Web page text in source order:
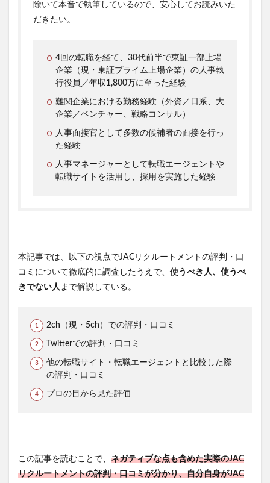
除いて本音で執筆しているので、安心してお読みいた
だきたい。
4回の転職を経て、30代前半で東証一部上場
企業（現・東証プライム上場企業）の人事執
行役員／年収1,800万に至った経験
難関企業における勤務経験（外資／日系、大
企業／ベンチャー、戦略コンサル）
人事面接官として多数の候補者の面接を行っ
た経験
人事マネージャーとして転職エージェントや
転職サイトを活用し、採用を実施した経験
本記事では、以下の視点でJACリクルートメントの評判・口
コミについて徹底的に調査したうえで、 使うべき人、使うべ
きでない人 まで解説している。
2ch（現・5ch）での評判・口コミ
Twitterでの評判・口コミ
他の転職サイト・転職エージェントと比較した際
の評判・口コミ
プロの目から見た評価
この記事を読むことで、 ネガティブな点も含めた実際のJAC
リクルートメントの評判・口コミが分かり、自分自身がJAC